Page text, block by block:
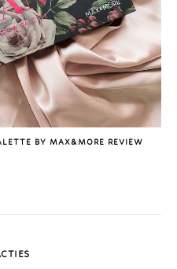
BY MAX&MORE REVIEW